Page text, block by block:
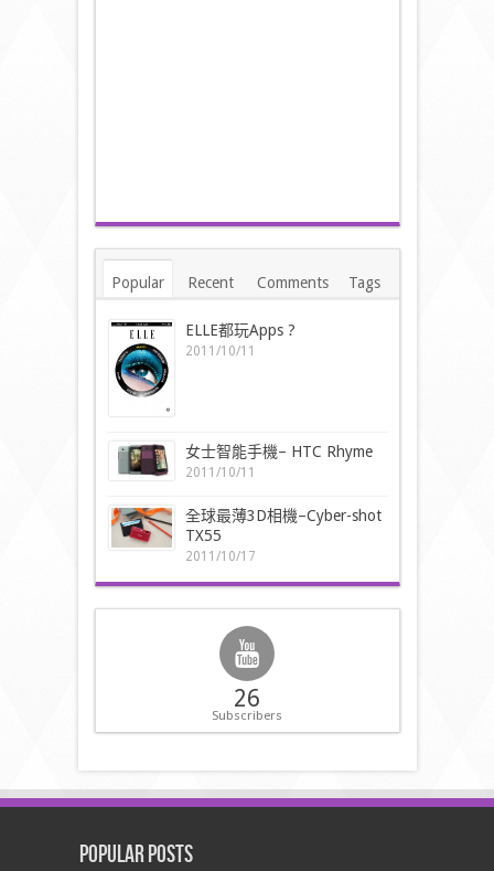
Popular Recent Comments Tags
ELLE都玩Apps ?
2011/10/11
女士智能手機– HTC Rhyme
2011/10/11
全球最薄3D相機–Cyber-shot
TX55
2011/10/17
26
Subscribers
Popular Posts